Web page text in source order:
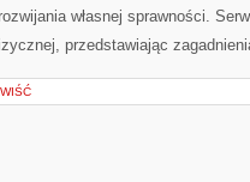
własnej sprawności.
przedstawiając